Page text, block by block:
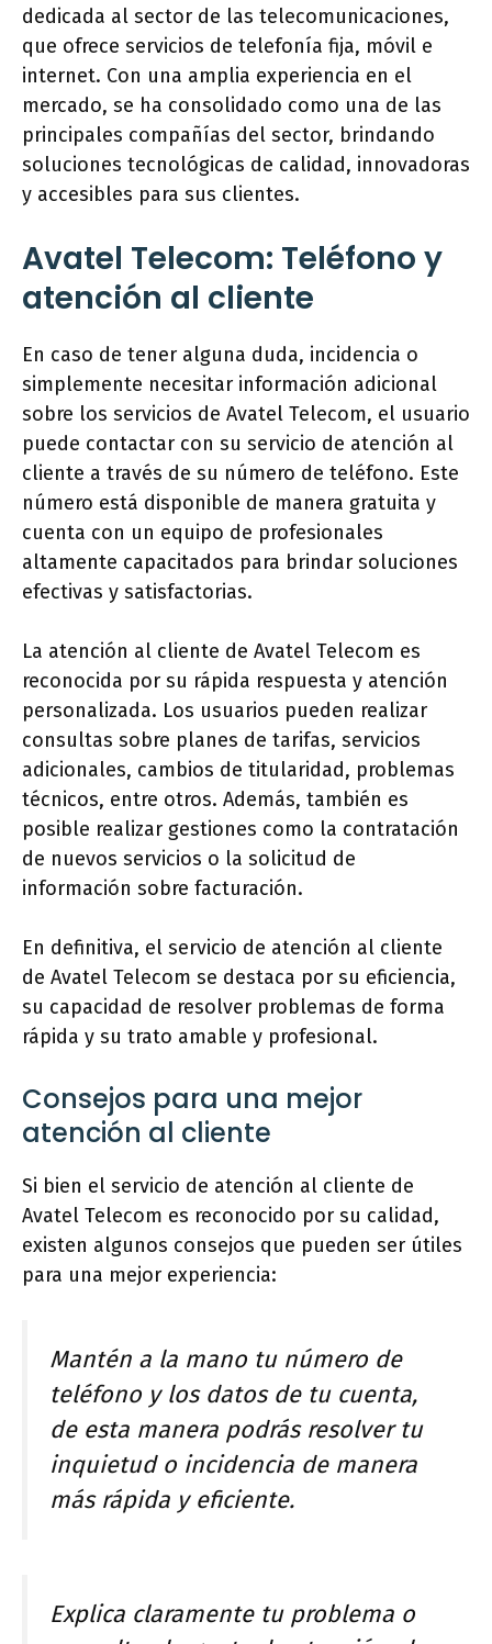
dedicada al sector de las telecomunicaciones,
que ofrece servicios de telefonía fija, móvil e
internet. Con una amplia experiencia en el
mercado, se ha consolidado como una de las
principales compañías del sector, brindando
soluciones tecnológicas de calidad, innovadoras
y accesibles para sus clientes.
Avatel Telecom: Teléfono y
atención al cliente
En caso de tener alguna duda, incidencia o
simplemente necesitar información adicional
sobre los servicios de Avatel Telecom, el usuario
puede contactar con su servicio de atención al
cliente a través de su número de teléfono. Este
número está disponible de manera gratuita y
cuenta con un equipo de profesionales
altamente capacitados para brindar soluciones
efectivas y satisfactorias.
La atención al cliente de Avatel Telecom es
reconocida por su rápida respuesta y atención
personalizada. Los usuarios pueden realizar
consultas sobre planes de tarifas, servicios
adicionales, cambios de titularidad, problemas
técnicos, entre otros. Además, también es
posible realizar gestiones como la contratación
de nuevos servicios o la solicitud de
información sobre facturación.
En definitiva, el servicio de atención al cliente
de Avatel Telecom se destaca por su eficiencia,
su capacidad de resolver problemas de forma
rápida y su trato amable y profesional.
Consejos para una mejor
atención al cliente
Si bien el servicio de atención al cliente de
Avatel Telecom es reconocido por su calidad,
existen algunos consejos que pueden ser útiles
para una mejor experiencia:
Mantén a la mano tu número de
teléfono y los datos de tu cuenta,
de esta manera podrás resolver tu
inquietud o incidencia de manera
más rápida y eficiente.
Explica claramente tu problema o